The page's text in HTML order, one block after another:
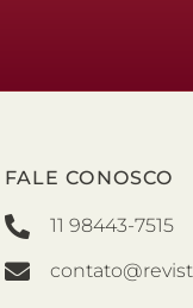
FALE CONOSCO
11 98443-7515